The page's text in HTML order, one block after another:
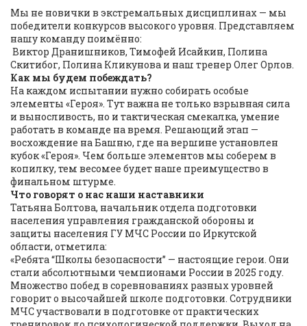
Мы не новички в экстремальных дисциплинах — мы
победители конкурсов высокого уровня. Представляем
нашу команду поимённо:
Виктор Дранишников, Тимофей Исайкин, Полина
Скитибог, Полина Кликунова и наш тренер Олег Орлов.
Как мы будем побеждать?
На каждом испытании нужно собирать особые
элементы «Героя». Тут важна не только взрывная сила
и выносливость, но и тактическая смекалка, умение
работать в команде на время. Решающий этап —
восхождение на Башню, где на вершине установлен
кубок «Героя». Чем больше элементов мы соберем в
копилку, тем весомее будет наше преимущество в
финальном штурме.
Что говорят о нас наши наставники
Татьяна Болтова, начальник отдела подготовки
населения управления гражданской обороны и
защиты населения ГУ МЧС России по Иркутской
области, отметила:
«Ребята “Школы безопасности” — настоящие герои. Они
стали абсолютными чемпионами России в 2025 году.
Множество побед в соревнованиях разных уровней
говорит о высочайшей школе подготовки. Сотрудники
МЧС участвовали в подготовке от практических